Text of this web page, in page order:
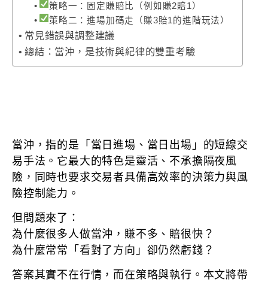
策略一：固定賺賠比（例如賺2賠1）
策略二：進場加碼走（賺3賠1的進階玩法）
常見錯誤與調整建議
總結：當沖，是技術與紀律的雙重考驗
當沖，指的是「當日進場、當日出場」的短線交
易手法。它最大的特色是靈活、不承擔隔夜風
險，同時也要求交易者具備高效率的決策力與風
險控制能力。
但問題來了：
為什麼很多人做當沖，賺不多、賠很快？
為什麼常常「看對了方向」卻仍然虧錢？
答案其實不在行情，而在策略與執行。本文將帶